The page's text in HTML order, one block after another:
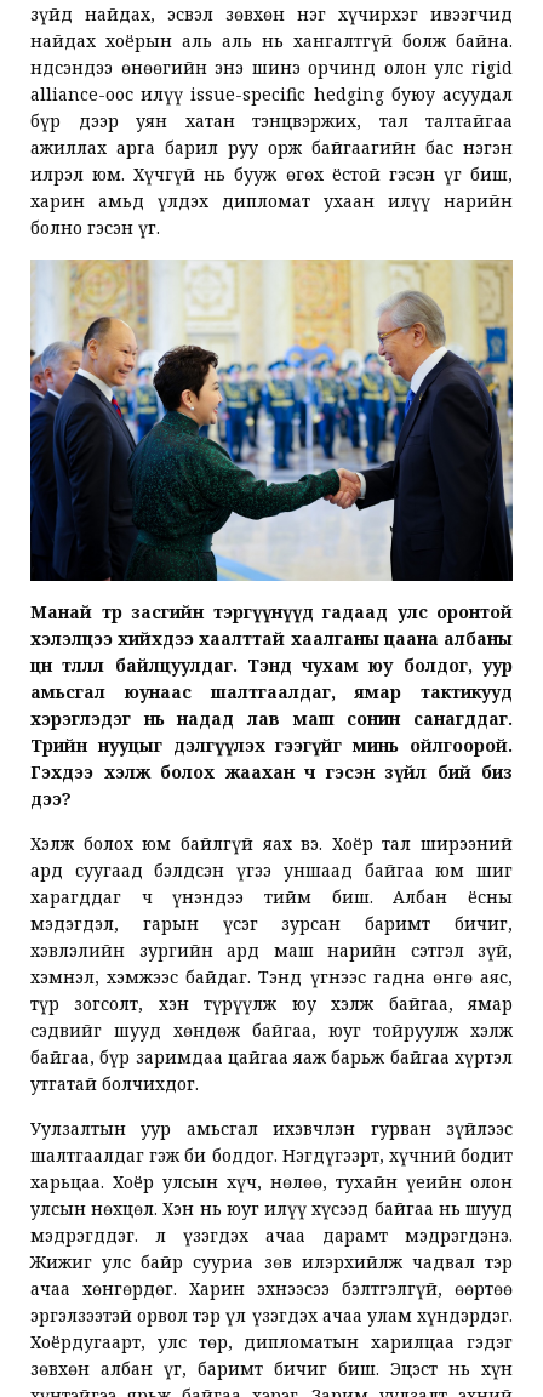
зүйд найдах, эсвэл зөвхөн нэг хүчирхэг ивээгчид
найдах хоёрын аль аль нь хангалтгүй болж байна.
Үндсэндээ өнөөгийн энэ шинэ орчинд олон улс rigid
alliance-оос илүү issue-specific hedging буюу асуудал
бүр дээр уян хатан тэнцвэржих, тал талтайгаа
ажиллах арга барил руу орж байгаагийн бас нэгэн
илрэл юм. Хүчгүй нь бууж өгөх ёстой гэсэн үг биш,
харин амьд үлдэх дипломат ухаан илүү нарийн
болно гэсэн үг.
Манай төр засгийн тэргүүнүүд гадаад улс оронтой
хэлэлцээ хийхдээ хаалттай хаалганы цаана албаны
цөөн төлөөллөө байлцуулдаг. Тэнд чухам юу болдог, уур
амьсгал юунаас шалтгаалдаг, ямар тактикууд
хэрэглэдэг нь надад лав маш сонин санагддаг.
Төрийн нууцыг дэлгүүлэх гээгүйг минь ойлгоорой.
Гэхдээ хэлж болох жаахан ч гэсэн зүйл бий биз
дээ?
Хэлж болох юм байлгүй яах вэ. Хоёр тал ширээний
ард суугаад бэлдсэн үгээ уншаад байгаа юм шиг
харагддаг ч үнэндээ тийм биш. Албан ёсны
мэдэгдэл, гарын үсэг зурсан баримт бичиг,
хэвлэлийн зургийн ард маш нарийн сэтгэл зүй,
хэмнэл, хэмжээс байдаг. Тэнд үгнээс гадна өнгө аяс,
түр зогсолт, хэн түрүүлж юу хэлж байгаа, ямар
сэдвийг шууд хөндөж байгаа, юуг тойруулж хэлж
байгаа, бүр заримдаа цайгаа яаж барьж байгаа хүртэл
утгатай болчихдог.
Уулзалтын уур амьсгал ихэвчлэн гурван зүйлээс
шалтгаалдаг гэж би боддог. Нэгдүгээрт, хүчний бодит
харьцаа. Хоёр улсын хүч, нөлөө, тухайн үеийн олон
улсын нөхцөл. Хэн нь юуг илүү хүсээд байгаа нь шууд
мэдрэгддэг. Үл үзэгдэх ачаа дарамт мэдрэгдэнэ.
Жижиг улс байр сууриа зөв илэрхийлж чадвал тэр
ачаа хөнгөрдөг. Харин эхнээсээ бэлтгэлгүй, өөртөө
эргэлзээтэй орвол тэр үл үзэгдэх ачаа улам хүндэрдэг.
Хоёрдугаарт, улс төр, дипломатын харилцаа гэдэг
зөвхөн албан үг, баримт бичиг биш. Эцэст нь хүн